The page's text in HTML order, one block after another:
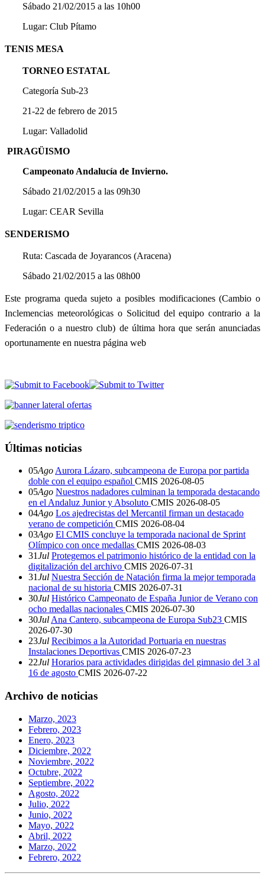
Sábado 21/02/2015 a las 10h00
Lugar: Club Pítamo
TENIS MESA
TORNEO ESTATAL
Categoría Sub-23
21-22 de febrero de 2015
Lugar: Valladolid
PIRAGÜISMO
Campeonato Andalucía de Invierno.
Sábado 21/02/2015 a las 09h30
Lugar: CEAR Sevilla
SENDERISMO
Ruta: Cascada de Joyarancos (Aracena)
Sábado 21/02/2015 a las 08h00
Este programa queda sujeto a posibles modificaciones (Cambio o
Inclemencias meteorológicas o Solicitud del equipo contrario a la
Federación o a nuestro club) de última hora que serán anunciadas
oportunamente en nuestra página web
Últimas noticias
05Ago Aurora Lázaro, subcampeona de Europa por partida
doble con el equipo español CMIS 2026-08-05
05Ago Nuestros nadadores culminan la temporada destacando
en el Andaluz Junior y Absoluto CMIS 2026-08-05
04Ago Los ajedrecistas del Mercantil firman un destacado
verano de competición CMIS 2026-08-04
03Ago El CMIS concluye la temporada nacional de Sprint
Olímpico con once medallas CMIS 2026-08-03
31Jul Protegemos el patrimonio histórico de la entidad con la
digitalización del archivo CMIS 2026-07-31
31Jul Nuestra Sección de Natación firma la mejor temporada
nacional de su historia CMIS 2026-07-31
30Jul Histórico Campeonato de España Junior de Verano con
ocho medallas nacionales CMIS 2026-07-30
30Jul Ana Cantero, subcampeona de Europa Sub23 CMIS
2026-07-30
23Jul Recibimos a la Autoridad Portuaria en nuestras
Instalaciones Deportivas CMIS 2026-07-23
22Jul Horarios para actividades dirigidas del gimnasio del 3 al
16 de agosto CMIS 2026-07-22
Archivo de noticias
Marzo, 2023
Febrero, 2023
Enero, 2023
Diciembre, 2022
Noviembre, 2022
Octubre, 2022
Septiembre, 2022
Agosto, 2022
Julio, 2022
Junio, 2022
Mayo, 2022
Abril, 2022
Marzo, 2022
Febrero, 2022